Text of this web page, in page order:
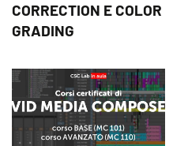
CORRECTION E COLOR
GRADING